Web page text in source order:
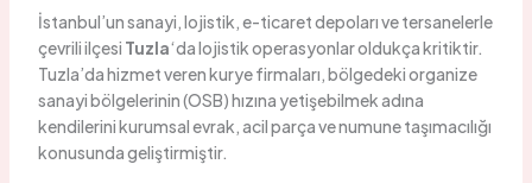
İstanbul’un sanayi, lojistik, e-ticaret depoları ve tersanelerle
çevrili ilçesi Tuzla‘da lojistik operasyonlar oldukça kritiktir.
Tuzla’da hizmet veren kurye firmaları, bölgedeki organize
sanayi bölgelerinin (OSB) hızına yetişebilmek adına
kendilerini kurumsal evrak, acil parça ve numune taşımacılığı
konusunda geliştirmiştir.